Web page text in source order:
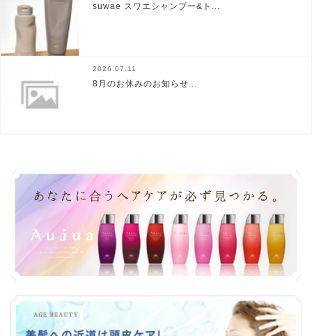
suwae スワエシャンプー&ト...
2026.07.11
8月のお休みのお知らせ...